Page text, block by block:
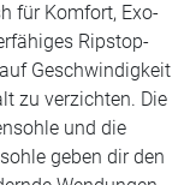
für Komfort, Exo-
Ripstop-
Geschwindigkeit
zu verzichten. Die
und die
geben dir den